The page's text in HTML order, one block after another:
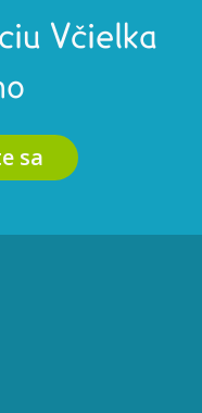
Včielka
sa